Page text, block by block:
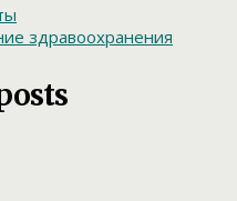
здравоохранения